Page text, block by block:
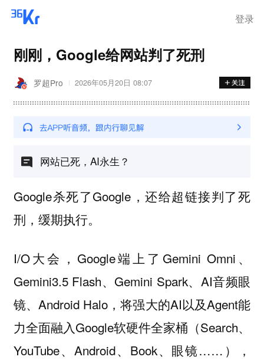
登录
刚刚，Google给网站判了死刑
罗超Pro 2026年05月20日 08:07
网站已死，AI永生？
Google杀死了Google，还给超链接判了死
刑，缓期执行。
I/O大会，Google端上了Gemini Omni、
Gemini3.5 Flash、Gemini Spark、AI音频眼
镜、Android Halo，将强大的AI以及Agent能
力全面融入Google软硬件全家桶（Search、
YouTube、Android、Book、眼镜……），